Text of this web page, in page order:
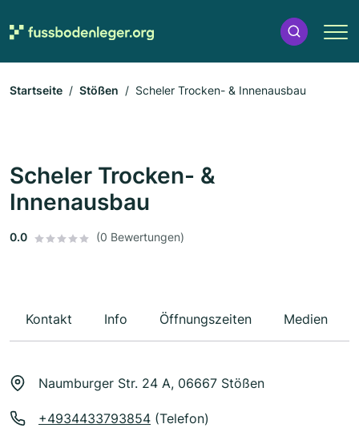
Startseite Stößen Scheler Trocken- & Innenausbau
Scheler Trocken- &
Innenausbau
0.0 (0 Bewertungen)
Kontakt Info Öffnungszeiten Medien
Naumburger Str. 24 A, 06667 Stößen
+4934433793854 (Telefon)